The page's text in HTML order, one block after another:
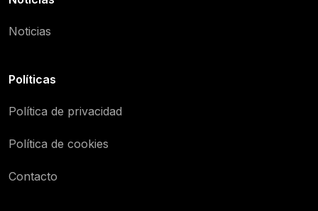
Noticias
Políticas
Política de privacidad
Política de cookies
Contacto